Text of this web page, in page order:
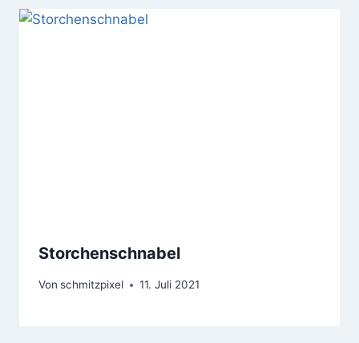
Storchenschnabel
Von schmitzpixel 11. Juli 2021